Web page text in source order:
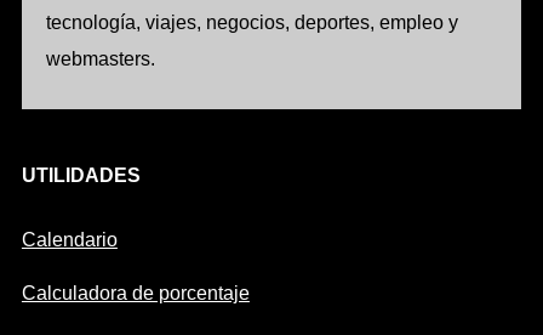
tecnología, viajes, negocios, deportes, empleo y
webmasters.
UTILIDADES
Calendario
Calculadora de porcentaje